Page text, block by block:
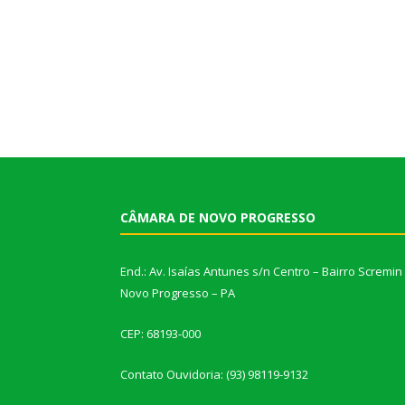
CÂMARA DE NOVO PROGRESSO
End.: Av. Isaías Antunes s/n Centro – Bairro Scremin
Novo Progresso – PA
CEP: 68193-000
Contato Ouvidoria: (93) 98119-9132